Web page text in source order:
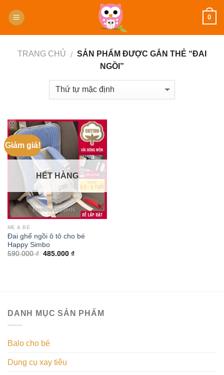
0
TRANG CHỦ / SẢN PHẨM ĐƯỢC GẮN THẺ “ĐAI
NGỒI”
Giảm giá!
HẾT HÀNG
MẸ & BÉ
Đai ghế ngồi ô tô cho bé
Happy Simbo
590.000₫ 485.000 ₫
DANH MỤC SẢN PHẨM
Balo cho bé
Dụng cụ xay tiêu